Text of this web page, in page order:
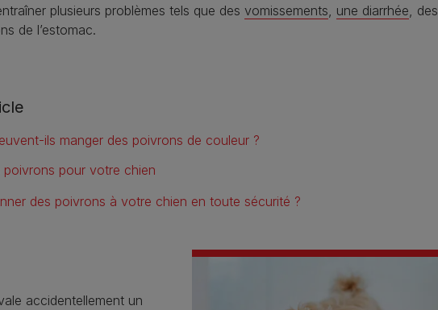
plusieurs problèmes tels que des vomissements une diarrhée ,
de l’estomac.
ils manger des poivrons de couleur ?
poivrons pour votre chien
des poivrons à votre chien en toute sécurité ?
accidentellement un